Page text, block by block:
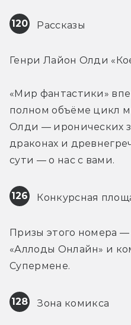
120 Рассказы
Генри Лайон Олди
«Мир фантастики»
полном объёме цикл
Олди — иронических
драконах и
сути — о нас с вами.
126 Конкурсная
Призы этого номера
«Аллоды Онлайн» и
Супермене.
128 Зона комикса